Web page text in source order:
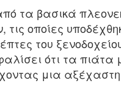
τα βασικά
τις οποίες
του
ότι τα
μια αξέχαστη